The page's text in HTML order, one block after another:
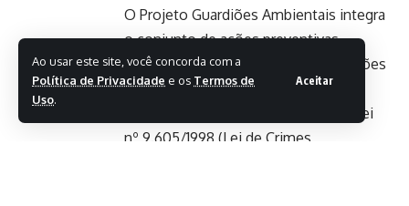
Ao usar este site, você concorda com a
Política de Privacidade e os Termos de
Uso.
Aceitar
O Projeto Guardiões Ambientais integra
o conjunto de ações preventivas
promovidas pelo Prealg nas instituições
de ensino fundamental do Distrito
Federal. Alinhado aos princípios da Lei
nº 9.605/1998 (Lei de Crimes